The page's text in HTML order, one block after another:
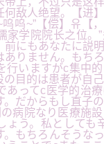
何敌人绝望。【进
呜~”【偿】유
家学院院长之位。
にもあなたに説
ありません。もち
行いますがc集中
の目的は患者が自
あってc医学的治
。だからもし直子
病院なり医療施
ょう。私としても
。もちろんそうな